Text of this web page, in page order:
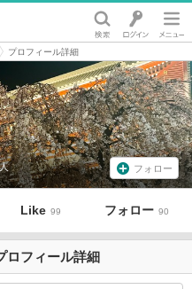
プロフィール詳細
フォロー
Like 99 フォロー 90
ロフィール詳細